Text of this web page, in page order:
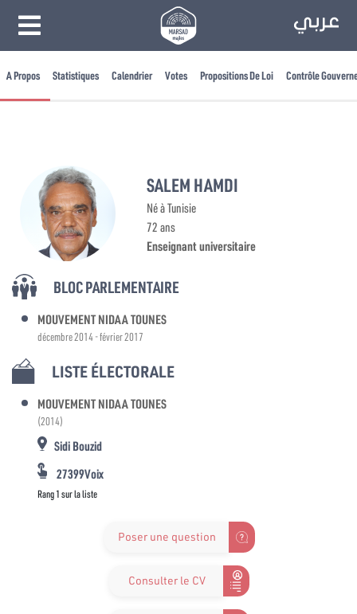
A Propos Statistiques Calendrier Votes Propositions De Loi Contrôle
SALEM HAMDI
Né à Tunisie
72 ans
Enseignant universitaire
BLOC PARLEMENTAIRE
MOUVEMENT NIDAA TOUNES
décembre 2014 - février 2017
LISTE ÉLECTORALE
MOUVEMENT NIDAA TOUNES
(2014)
Sidi Bouzid
27399Voix
Rang 1 sur la liste
Poser une question
Consulter le CV